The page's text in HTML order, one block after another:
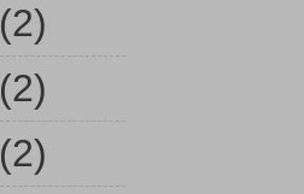
(2)
(2)
(2)